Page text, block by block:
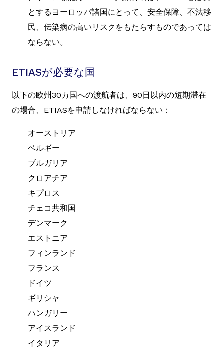
とするヨーロッパ諸国にとって、安全保障、不法移
民、伝染病の高いリスクをもたらすものであっては
ならない。
ETIASが必要な国
以下の欧州30カ国への渡航者は、90日以内の短期滞在
の場合、ETIASを申請しなければならない：
オーストリア
ベルギー
ブルガリア
クロアチア
キプロス
チェコ共和国
デンマーク
エストニア
フィンランド
フランス
ドイツ
ギリシャ
ハンガリー
アイスランド
イタリア